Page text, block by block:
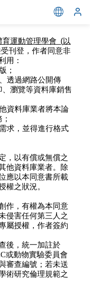
運動管理學會 (以
刊登 ，作者同意非
用：
；
透過網路公開傳
瀏覽等資料庫銷售
資料庫業者將本論
求，並得進行格式
，以有償或無償之
他資料庫業者。除
應以本同意書所載
權之狀況。
作，有權為本同意
侵害任何第三人之
屬授權，作者簽約
後，統一加註於
或動物實驗委員會
審查編號；若未送
術研究倫理規範之